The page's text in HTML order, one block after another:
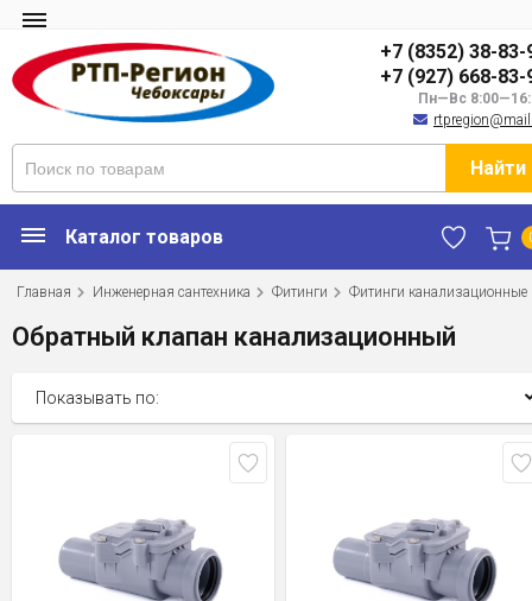
+7 (8352) 38-83-
+7 (927) 668-83-
Пн—Вс
Найти
Каталог товаров
Главная Инженерная сантехника Фитинги Фитинги канализационные
Обратный клапан канализационный
Показывать по: